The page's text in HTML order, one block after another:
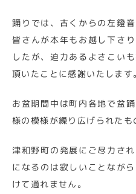
踊りでは、古くからの左鐙
皆さんが本年もお越し下さ
したが、迫力あるよさこい
頂いたことに感謝いたします
お盆期間中は町内各地で盆
様の模様が繰り広げられたも
津和野町の発展にご尽力さ
になるのは寂しいことなが
けて通れません。